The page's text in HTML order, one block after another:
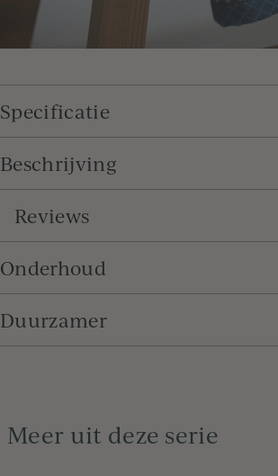
Specificatie
Beschrijving
Reviews
Onderhoud
Duurzamer
Meer uit deze serie